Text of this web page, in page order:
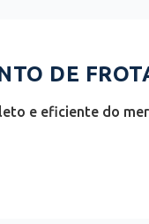
DE
e eficiente do